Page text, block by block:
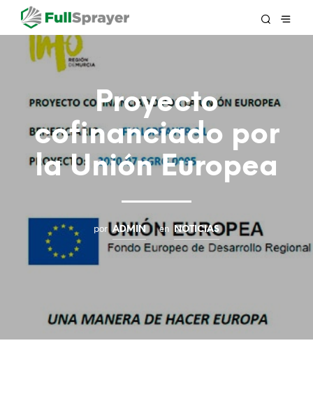
Proyecto
cofinanciado por
la Unión Europea
por ADMIN en NOTICIAS